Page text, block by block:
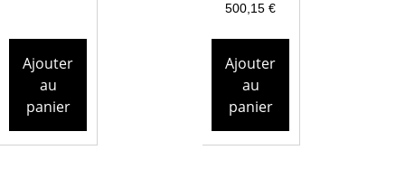
Ajouter
au
panier
500,15€
Ajouter
au
panier